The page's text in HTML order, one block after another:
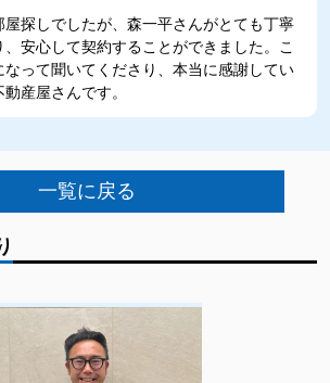
探しでしたが、森一平さんがとても丁寧
安心して契約することができました。こ
なって聞いてくださり、本当に感謝してい
産屋さんです。
一覧に戻る